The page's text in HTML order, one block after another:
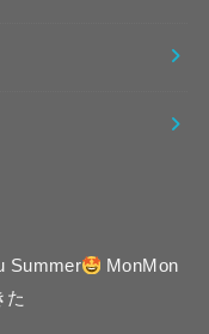
Summer
MonMon
た